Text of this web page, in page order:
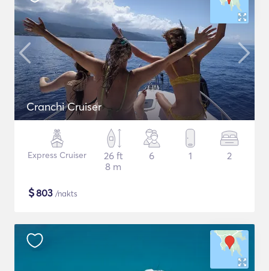
Cranchi Cruiser
Express Cruiser
26 ft
8 m
6 1 2
$803 /nakts